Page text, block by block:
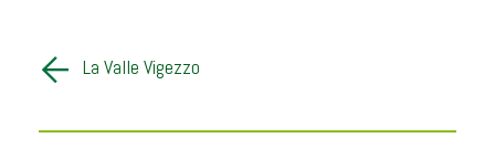
La Valle Vigezzo